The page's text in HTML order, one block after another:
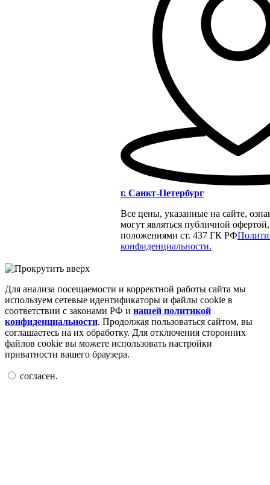
г. Санкт-Петербург
Все цены, указанные на сайте,
могут являться публичной
положениями ст. 437 ГК РФ
конфиденциальности.
Для анализа посещаемости и корректной работы сайта мы
используем сетевые идентификаторы и файлы cookie в
соответствии с законами РФ и нашей политикой
конфиденциальности. Продолжая пользоваться сайтом, вы
соглашаетесь на их обработку. Для отключения сторонних
файлов cookie вы можете использовать настройки
приватности вашего браузера.
согласен.